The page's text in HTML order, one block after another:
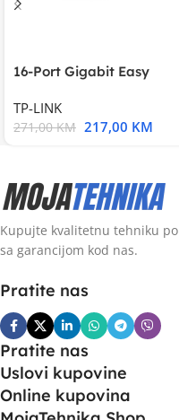
16-Port Gigabit Easy
TP-LINK
271,00KM 217,00 KM
Kupujte kvalitetnu tehniku
sa garancijom kod nas.
Pratite nas
Pratite nas
Uslovi kupovine
Online kupovina